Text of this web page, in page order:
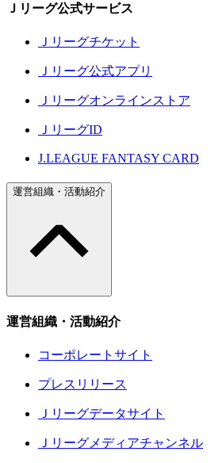
Ｊリーグ公式サービス
Ｊリーグチケット
Ｊリーグ公式アプリ
Ｊリーグオンラインストア
ＪリーグID
J.LEAGUE FANTASY CARD
運営組織・活動紹介
運営組織・活動紹介
コーポレートサイト
プレスリリース
Ｊリーグデータサイト
Ｊリーグメディアチャンネル